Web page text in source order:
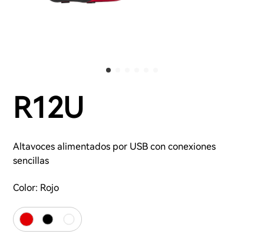
R12U
Altavoces alimentados por USB con conexiones
sencillas
Color: Rojo